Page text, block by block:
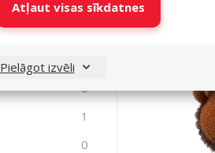
Atļaut visas sīkdatnes
Pielāgot izvēli
0
0
1
0
Noliktavā